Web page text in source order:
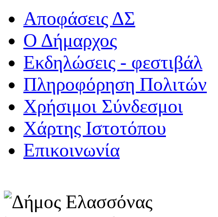
Αποφάσεις ΔΣ
Ο Δήμαρχος
Εκδηλώσεις - φεστιβάλ
Πληροφόρηση Πολιτών
Χρήσιμοι Σύνδεσμοι
Χάρτης Ιστοτόπου
Επικοινωνία